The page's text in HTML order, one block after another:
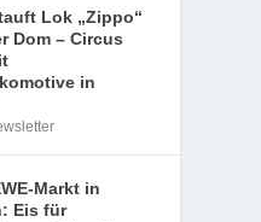
Lok „Zippo“
Dom – Circus
in
Markt in
Eis für